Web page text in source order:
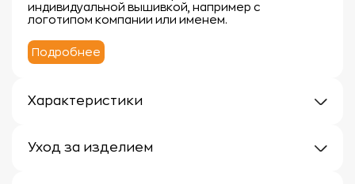
индивидуальной вышивкой, например с
логотипом компании или именем.
Подробнее
Характеристики
Материал: 100% хлопок
Уход за изделием